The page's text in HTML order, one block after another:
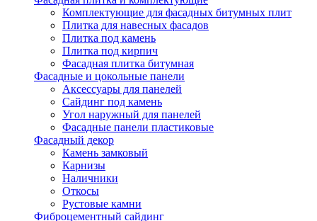
Комплектующие для фасадных битумных плит
Плитка для навесных фасадов
Плитка под камень
Плитка под кирпич
Фасадная плитка битумная
Фасадные и цокольные панели
Аксессуары для панелей
Сайдинг под камень
Угол наружный для панелей
Фасадные панели пластиковые
Фасадный декор
Камень замковый
Карнизы
Наличники
Откосы
Рустовые камни
Фиброцементный сайдинг